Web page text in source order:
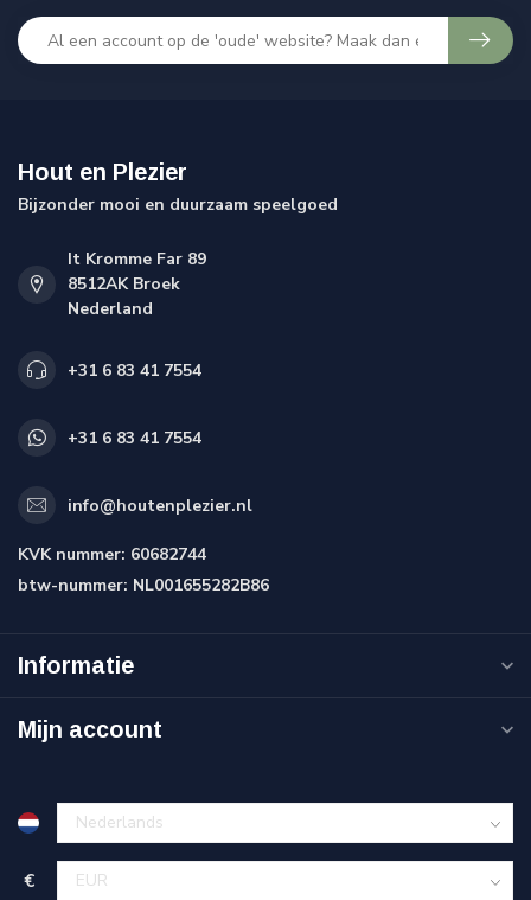
Hout en Plezier
Bijzonder mooi en duurzaam speelgoed
It Kromme Far 89
8512AK Broek
Nederland
+31 6 83 41 7554
+31 6 83 41 7554
info@houtenplezier.nl
KVK nummer: 60682744
btw-nummer: NL001655282B86
Informatie
Mijn account
€